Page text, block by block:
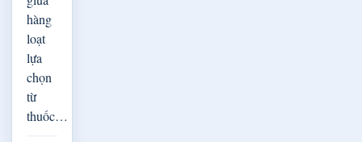
hàng
loạt
lựa
chọn
từ
thuốc…